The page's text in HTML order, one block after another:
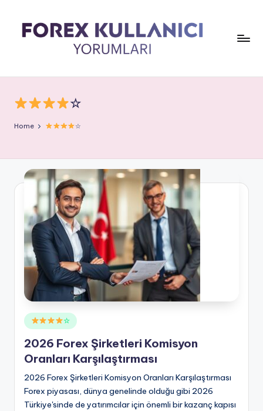
☆
Home ☆
Posted
in
☆
2026 Forex Şirketleri Komisyon
Oranları Karşılaştırması
2026 Forex Şirketleri Komisyon Oranları Karşılaştırması
Forex piyasası, dünya genelinde olduğu gibi 2026
Türkiye'sinde de yatırımcılar için önemli bir kazanç kapısı